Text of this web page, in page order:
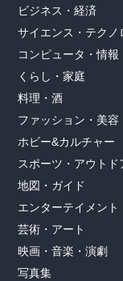
ビジネス・経済
サイエンス・テクノ
コンピュータ・情報
くらし・家庭
料理・酒
ファッション・美容
ホビー&カルチャー
スポーツ・アウトド
地図・ガイド
エンターテイメント
芸術・アート
映画・音楽・演劇
写真集